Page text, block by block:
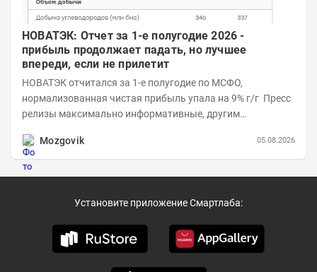
НОВАТЭК: Отчет за 1-е полугодие 2026 -
прибыль продолжает падать, но лучшее
впереди, если не прилетит
НОВАТЭК отчитался за 1-е полугодие по МСФО,
нормализованная чистая прибыль упала на 9% г/г Пресс
релизы максимально информативные, другим
Mozgovik
05.08.2026
Установите приложение Смартлаба: